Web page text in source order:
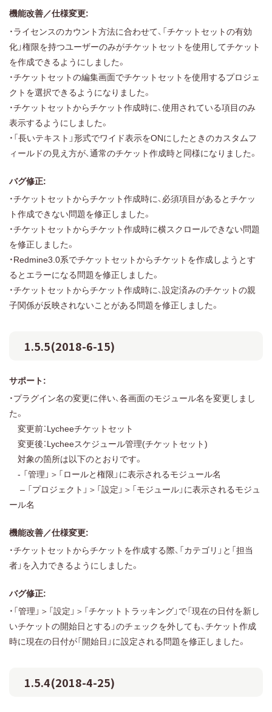
機能改善／仕様変更:
・ライセンスのカウント方法に合わせて、「チケットセットの有効
化」権限を持つユーザーのみがチケットセットを使用してチケット
を作成できるようにしました。
・チケットセットの編集画面でチケットセットを使用するプロジェ
クトを選択できるようになりました。
・チケットセットからチケット作成時に、使用されている項目のみ
表示するようにしました。
・「長いテキスト」形式でワイド表示をONにしたときのカスタムフ
ィールドの見え方が、通常のチケット作成時と同様になりました。
バグ修正:
・チケットセットからチケット作成時に、必須項目があるとチケッ
ト作成できない問題を修正しました。
・チケットセットからチケット作成時に横スクロールできない問題
を修正しました。
・Redmine3.0系でチケットセットからチケットを作成しようとす
るとエラーになる問題を修正しました。
・チケットセットからチケット作成時に、設定済みのチケットの親
子関係が反映されないことがある問題を修正しました。
1.5.5(2018-6-15)
サポート:
・プラグイン名の変更に伴い、各画面のモジュール名を変更しまし
た。
変更前：Lycheeチケットセット
変更後：Lycheeスケジュール管理(チケットセット)
対象の箇所は以下のとおりです。
- 「管理」＞「ロールと権限」に表示されるモジュール名
– 「プロジェクト」＞「設定」＞「モジュール」に表示されるモジュ
ール名
機能改善／仕様変更:
・チケットセットからチケットを作成する際、「カテゴリ」と「担当
者」を入力できるようにしました。
バグ修正:
・「管理」＞「設定」＞「チケットトラッキング」で「現在の日付を新し
いチケットの開始日とする」のチェックを外しても、チケット作成
時に現在の日付が「開始日」に設定される問題を修正しました。
1.5.4(2018-4-25)